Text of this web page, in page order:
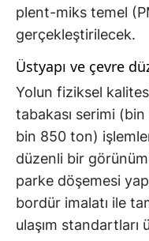
plent-miks temel
gerçekleştirilecek.
Üstyapı ve çevre
Yolun fiziksel
tabakası serimi
bin 850 ton)
düzenli bir
parke döşemesi
bordür imalatı ile
ulaşım standartları